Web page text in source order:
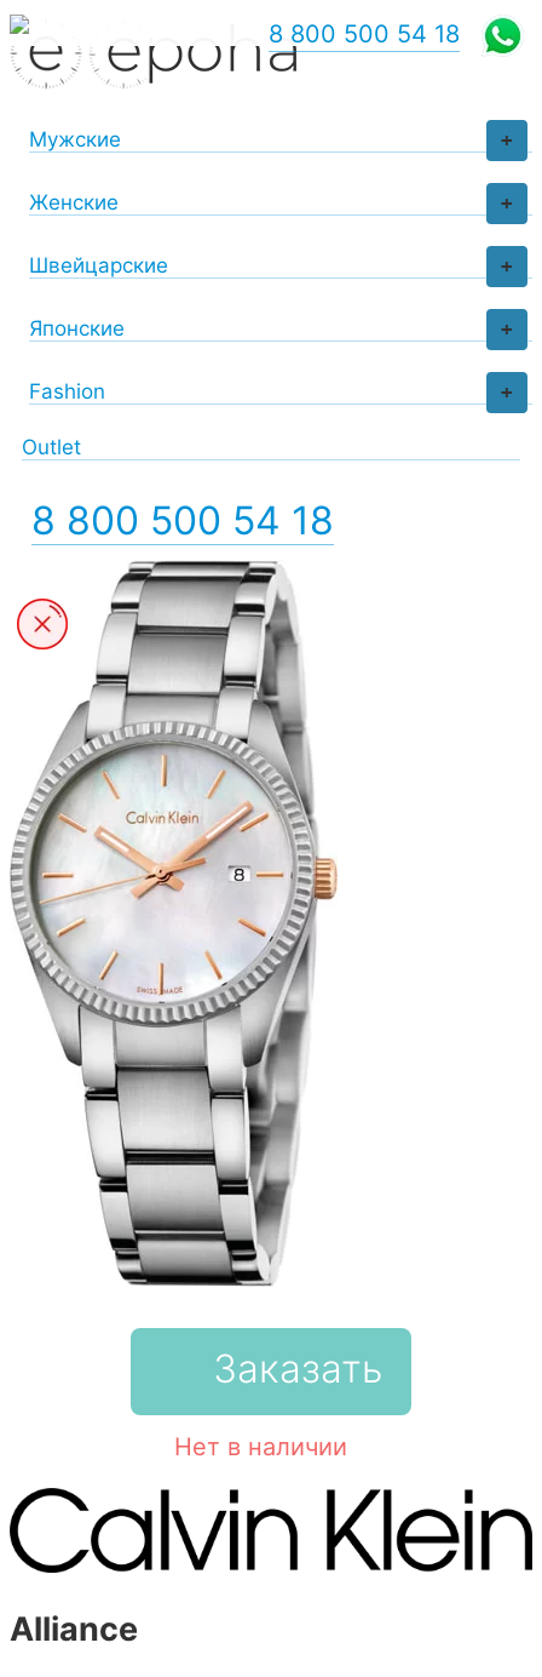
+
Мужские
+
Женские
+
Швейцарские
+
Японские
+
Fashion
Outlet
8 800 500 54 18
8 800 500 54 18
Заказать
Нет в наличии
Alliance